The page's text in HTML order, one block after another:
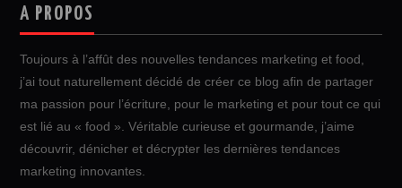
A PROPOS
Toujours à l’affût des nouvelles tendances marketing et food,
j’ai tout naturellement décidé de créer ce blog afin de partager
ma passion pour l’écriture, pour le marketing et pour tout ce qui
est lié au « food ». Véritable curieuse et gourmande, j’aime
découvrir, dénicher et décrypter les dernières tendances
marketing innovantes.